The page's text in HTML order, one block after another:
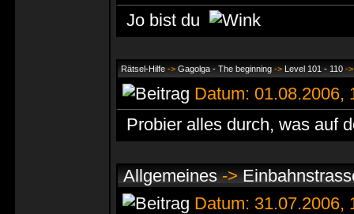
Jo bist du
Rätsel-Hilfe -> Gagolga - The beginning -> Level 101 - 110 -
Datum:
Probier alles durch, was auf
Allgemeines->
Datum: